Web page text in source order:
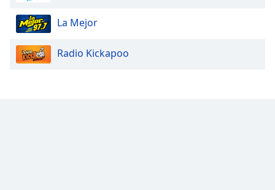
Color
Opacity
La Mejor
Radio Kickapoo